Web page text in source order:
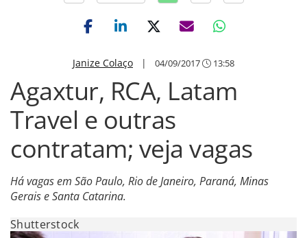
Janize Colaço | 04/09/2017 13:58
Agaxtur, RCA, Latam
Travel e outras
contratam; veja vagas
Há vagas em São Paulo, Rio de Janeiro, Paraná, Minas
Gerais e Santa Catarina.
Shutterstock